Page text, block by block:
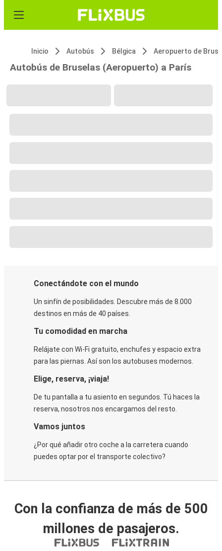
Inicio Autobús Bélgica
Autobús de Bruselas (Aeropuerto) a París
Conectándote con el mundo
Un sinfín de posibilidades. Descubre más de 8.000
destinos en más de 40 países.
Tu comodidad en marcha
Relájate con Wi-Fi gratuito, enchufes y espacio extra
para las piernas. Así son los autobuses modernos.
Elige, reserva, ¡viaja!
De tu pantalla a tu asiento en segundos. Tú haces la
reserva, nosotros nos encargamos del resto.
Vamos juntos
¿Por qué añadir otro coche a la carretera cuando
puedes optar por el transporte colectivo?
Con la confianza de más de 500
millones de pasajeros.